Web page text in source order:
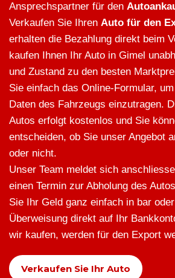
Ansprechspartner für den
Verkaufen Sie Ihren Auto für den
erhalten die Bezahlung direkt beim
kaufen Ihnen Ihr Auto in Gimel
und Zustand zu den besten
Sie einfach das Online-Formular,
Daten des Fahrzeugs einzutragen.
Autos erfolgt kostenlos und Sie
entscheiden, ob Sie unser Angebot
oder nicht.
Unser Team meldet sich
einen Termin zur Abholung des
Sie Ihr Geld ganz einfach in bar
Überweisung direkt auf Ihr
wir kaufen, werden für den Export
Verkaufen Sie Ihr Auto